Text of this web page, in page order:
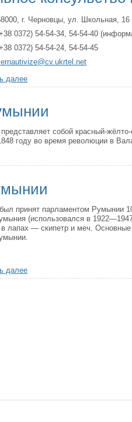
г. Черновцы, ул. Школьная, 16
0372) 54-54-34, 54-54-40
0372) 54-54-24, 54-54-45
далее
собой красный-
году во время революции в
принят парламентом Румынии
(использовался в
в лапах — скипетр и меч.
далее